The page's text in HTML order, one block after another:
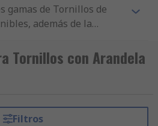
gamas de Tornillos de
además de la
y Sujeciones y nuestro
la calidad, no resulta
con clientes en más
Cabeza Alomada en
Tornillos con Arandela
Filtros